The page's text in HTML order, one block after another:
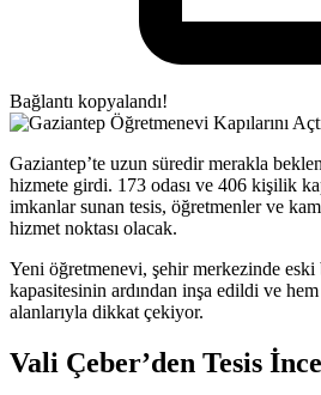
Bağlantı kopyalandı!
Gaziantep’te uzun süredir merakla
hizmete girdi. 173 odası ve 406 kişilik
imkanlar sunan tesis, öğretmenler ve
hizmet noktası olacak.
Yeni öğretmenevi, şehir merkezinde eski
kapasitesinin ardından inşa edildi ve
alanlarıyla dikkat çekiyor.
Vali Çeber’den Tesis